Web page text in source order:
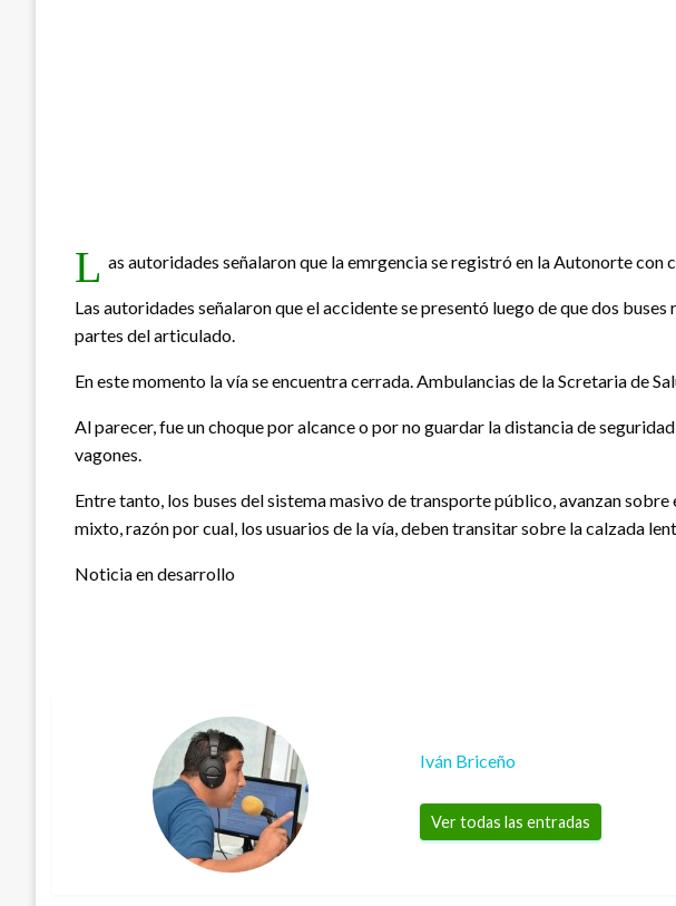
L as autoridades señalaron que la emrgencia se registró en la Autonorte
Las autoridades señalaron que el accidente se presentó luego de que dos
partes del articulado.
En este momento la vía se encuentra cerrada. Ambulancias de la Scretaria de
Al parecer, fue un choque por alcance o por no guardar la distancia de
vagones.
Entre tanto, los buses del sistema masivo de transporte público, avanzan
mixto, razón por cual, los usuarios de la vía, deben transitar sobre la calzada
Noticia en desarrollo
Iván Briceño
Ver todas las entradas